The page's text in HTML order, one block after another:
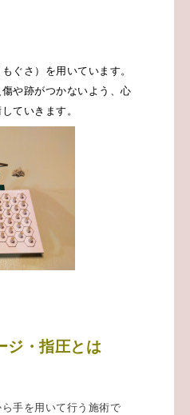
ぐさ）を用いています。
や跡がつかないよう、心
ていきます。
ジ・指圧とは
手を用いて行う施術で